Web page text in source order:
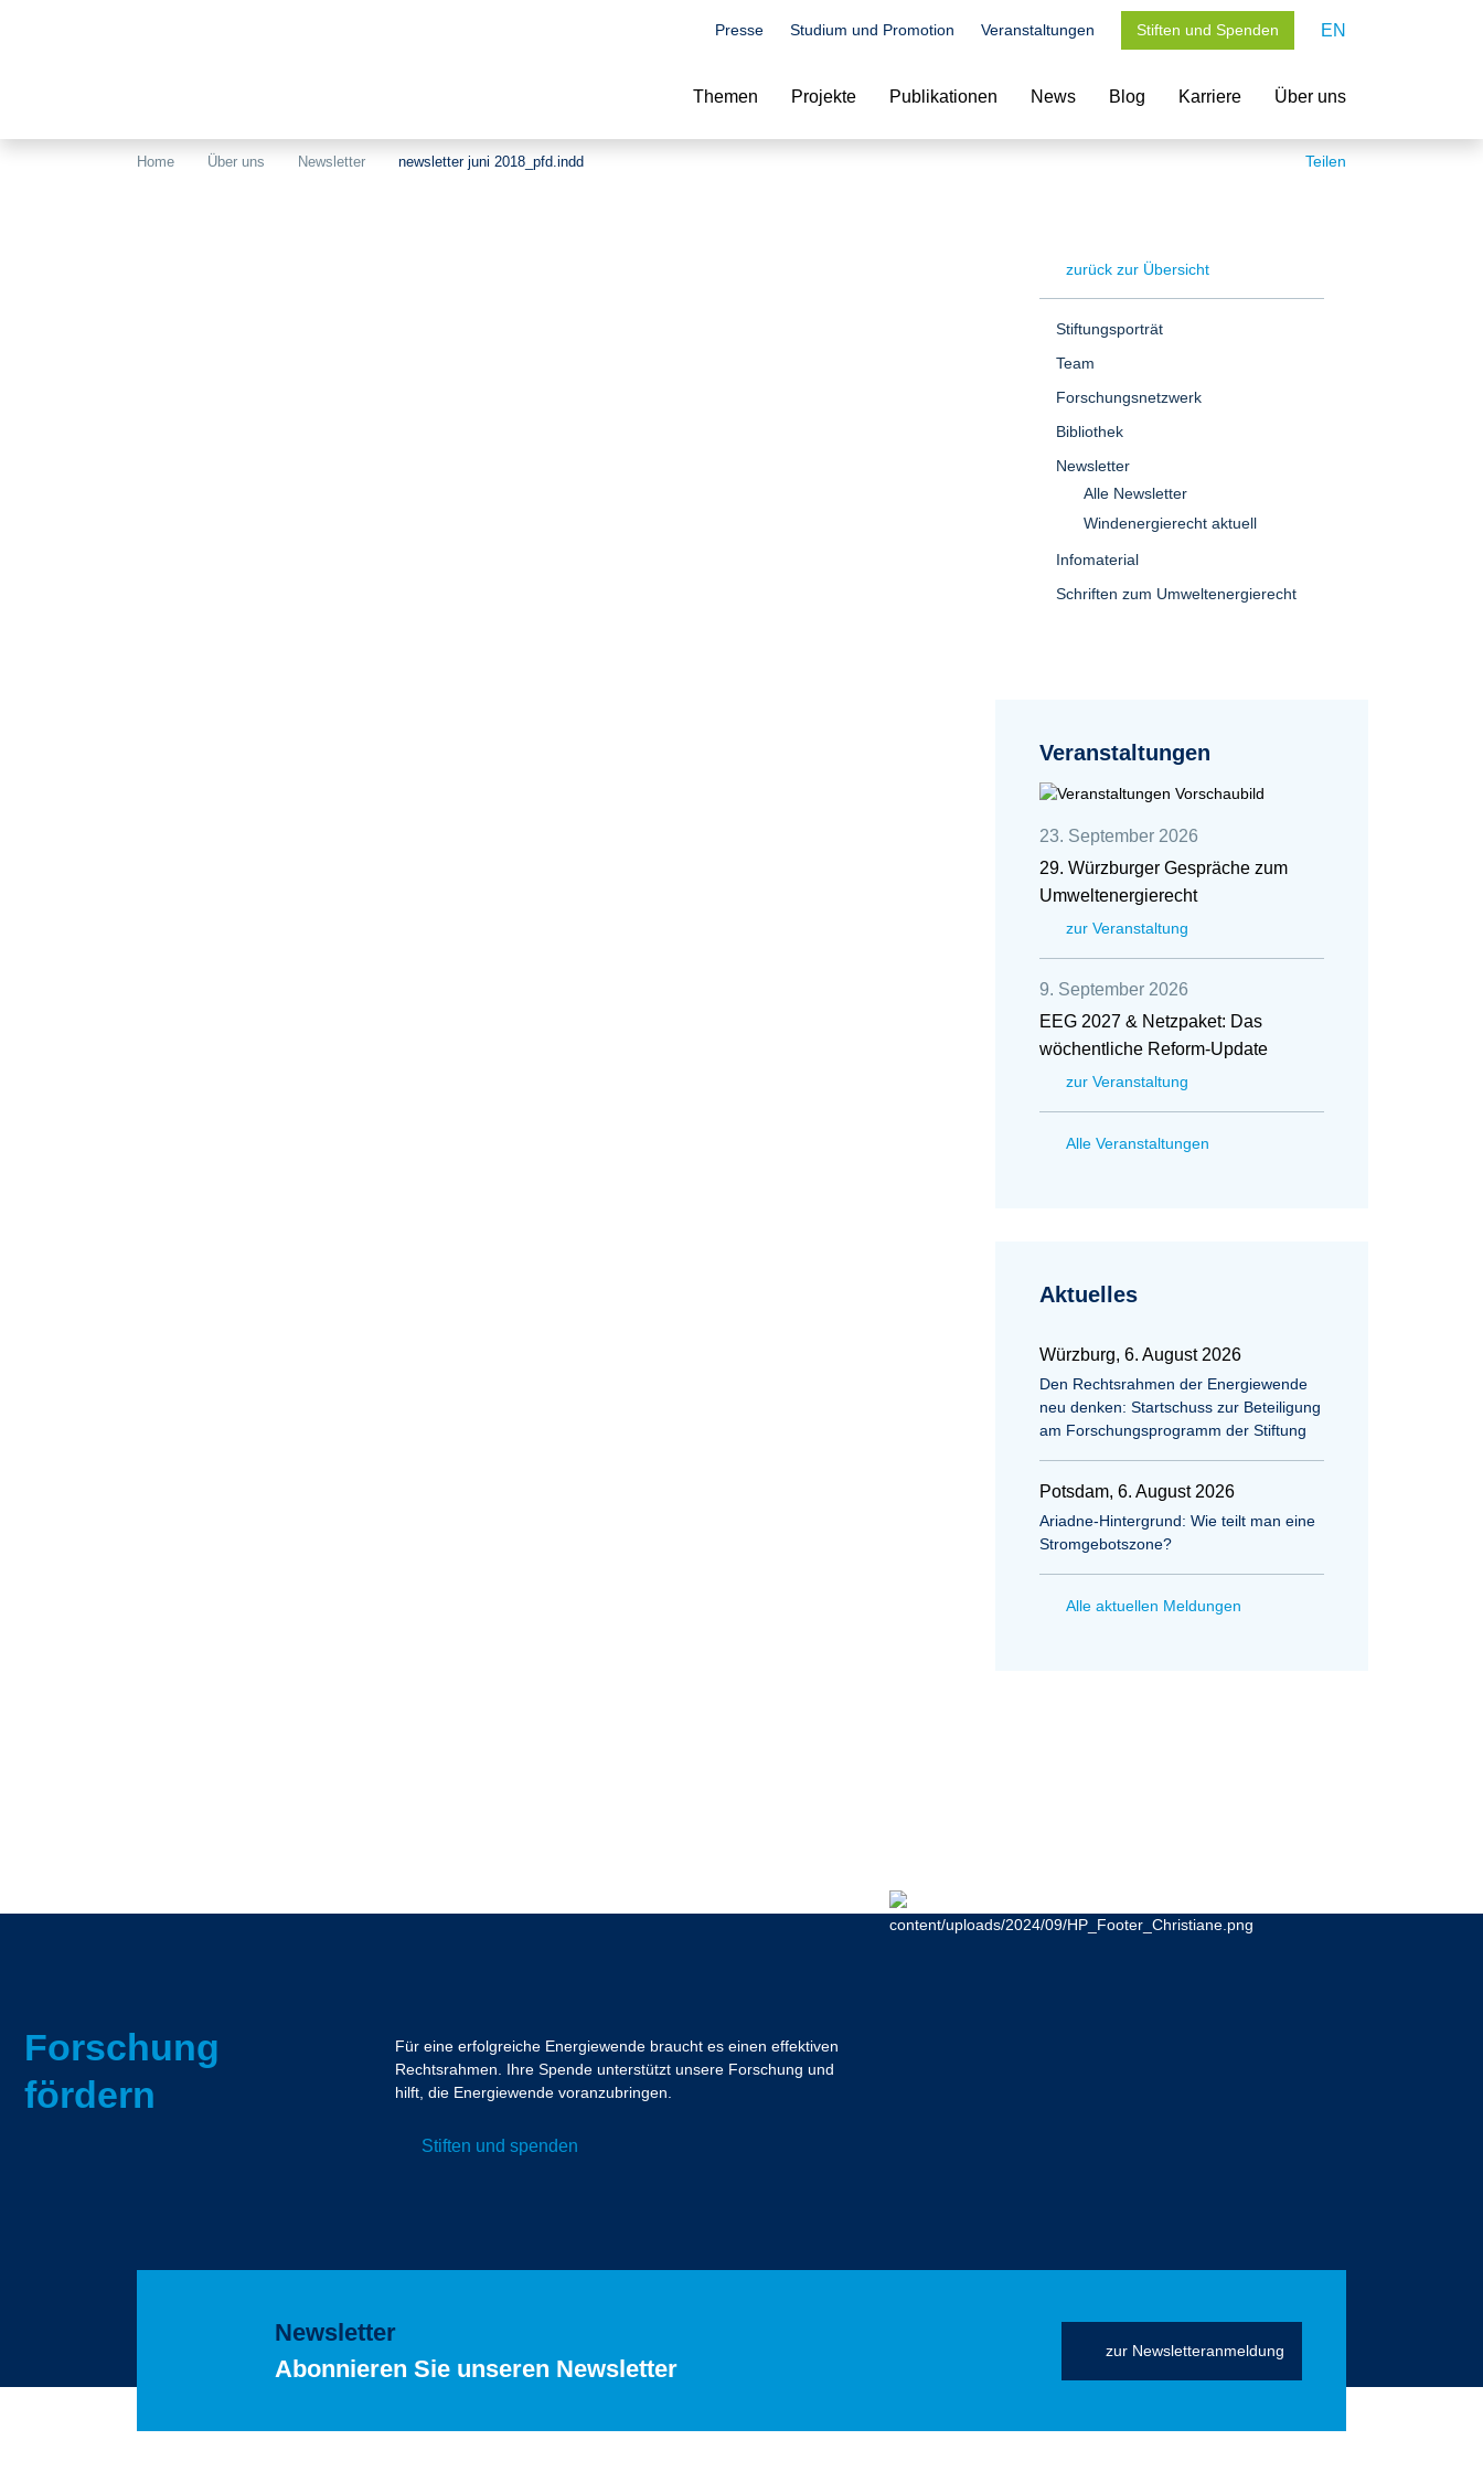
Presse Studium und Promotion Veranstaltungen Stiften und Spenden EN
Themen Projekte Publikationen News Blog Karriere Über uns
Home Über uns Newsletter newsletter juni 2018_pfd.indd Teilen
zurück zur Übersicht
Stiftungsporträt
Team
Forschungsnetzwerk
Bibliothek
Newsletter
Alle Newsletter
Windenergierecht aktuell
Infomaterial
Schriften zum Umweltenergierecht
Veranstaltungen
23. September 2026
29. Würzburger Gespräche zum
Umweltenergierecht
zur Veranstaltung
9. September 2026
EEG 2027 & Netzpaket: Das
wöchentliche Reform-Update
zur Veranstaltung
Alle Veranstaltungen
Aktuelles
Würzburg, 6. August 2026
Den Rechtsrahmen der Energiewende
neu denken: Startschuss zur Beteiligung
am Forschungsprogramm der Stiftung
Potsdam, 6. August 2026
Ariadne-Hintergrund: Wie teilt man eine
Stromgebotszone?
Alle aktuellen Meldungen
Forschung
fördern
Für eine erfolgreiche Energiewende braucht es einen effektiven
Rechtsrahmen. Ihre Spende unterstützt unsere Forschung und
hilft, die Energiewende voranzubringen.
Stiften und spenden
Newsletter
Abonnieren Sie unseren Newsletter
zur Newsletteranmeldung